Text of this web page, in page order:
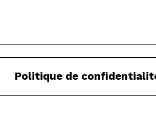
Politique de